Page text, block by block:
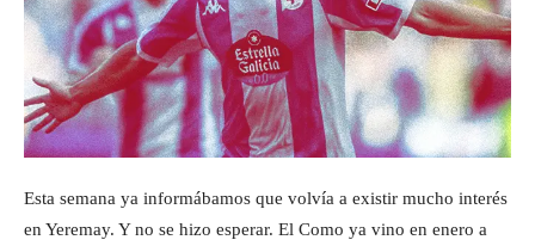
Esta semana ya informábamos que volvía a existir mucho interés
en Yeremay. Y no se hizo esperar. El Como ya vino en enero a